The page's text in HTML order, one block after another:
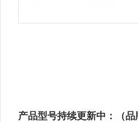
产品型号持续更新中：（